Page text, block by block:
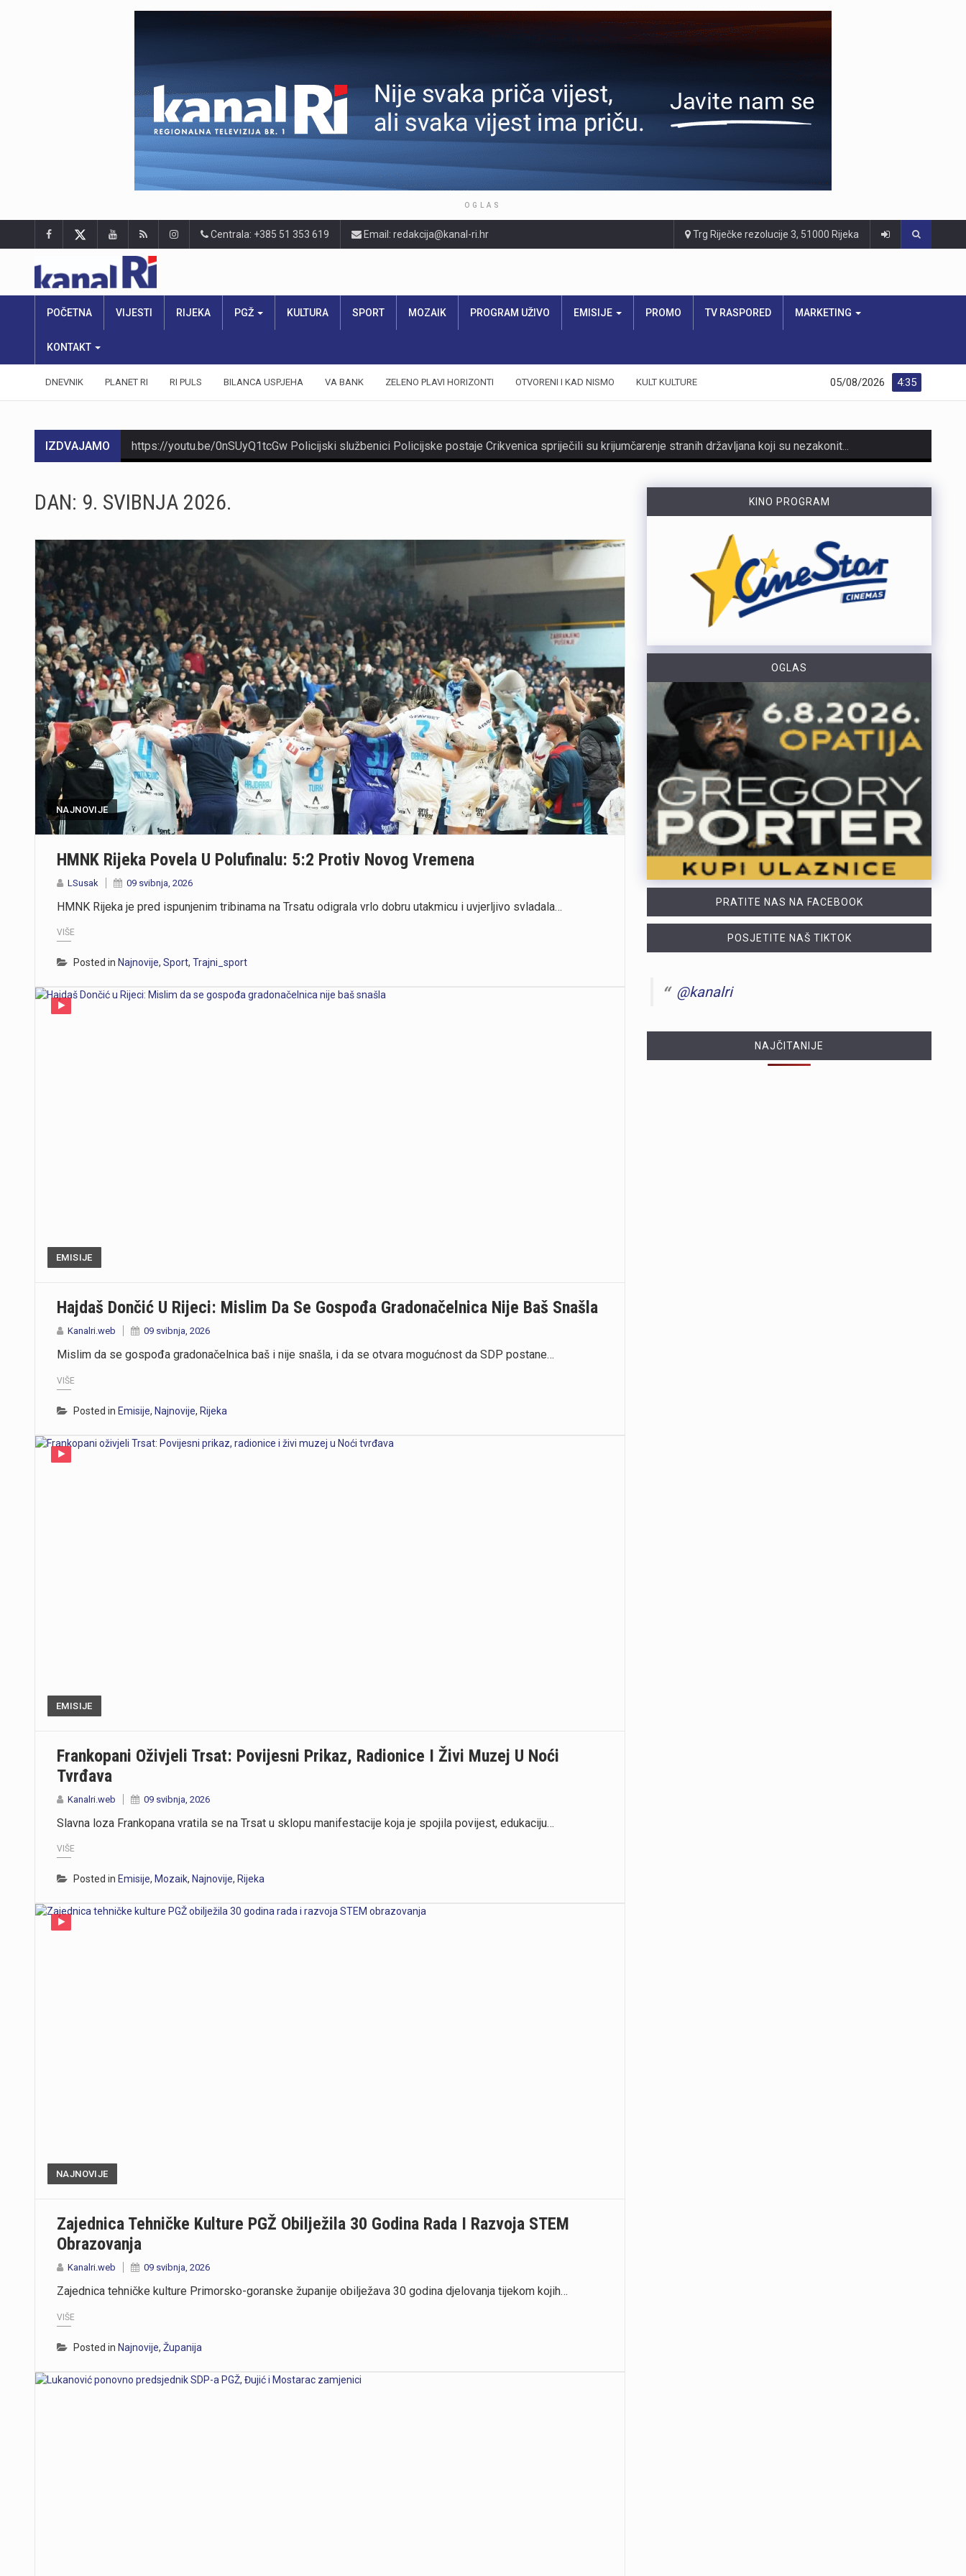
OGLAS
Centrala: +385 51 353 619 Email: redakcija@kanal-ri.hr Trg Riječke rezolucije 3, 51000 Rijeka
POČETNA VIJESTI RIJEKA PGŽ KULTURA SPORT MOZAIK PROGRAM UŽIVO EMISIJE PROMO TV RASPORED MARKETING
KONTAKT
DNEVNIK PLANET RI RI PULS BILANCA USPJEHA VA BANK ZELENO PLAVI HORIZONTI OTVORENI I KAD NISMO KULT KULTURE 4:35
05/08/2026
IZDVAJAMO
https://youtu.be/PRC3G2dOWXM
https://youtu.be/poDHjlrjWHk Na Trgu riječkih olimpijaca na Zametu obilježeni su Dan pobjede i domovinske zahvalnosti, Dan hrvatskih branitelja te 31. obljetnica Vojno-redarstvene operacije OlujaObilježavanje, u organizaciji Vijeća Mjesnog odbora Zamet, okupilo je članove obitelji poginulih branitelja, predstavnike braniteljskih udruga, vjerskih zajednica i brojne građane. Kod Spomen-obilježja poginulim hrvatskim braniteljima iz Domovinskog rata sa Zameta položeni su vijenci i zapaljene svijeće u znak trajnog sjećanja i zahvalnosti svim hrvatskim braniteljima, a posebno onima koji su svoje živote položili u obrani Republike Hrvatske.Molitvu za poginule i sve hrvatske branitelje predvodili su imam Islamskog centra u Rijeci Halid Jusić te pater Šimo Marinović, župnik Župe Presvetog Srca Isusova na Zametu. Nakon službenog dijela programa održano je prigodno druženje sudionika, uz prisjećanje na događaje iz Domovinskog rata i zajedničko obilježavanje jednog od najznačajnijih datuma suvremene hrvatske povijesti. Više u videoprilogu:
RIJEKA – Ljubitelji astronomije, svemirskih tajni i noći pod zvjezdanim nebom ovog će kolovoza doći na svoje uz raznolik ljetni program Astronomskog centra Rijeka. Ponuda uključuje projekcije u digitalnom planetariju, promatranja zvijezda s panoramske terase te posebne tematske večeri posvećene znanstvenoj fantastici i meteorskom potoku Perzeidi. Tijekom cijelog kolovoza posjetiteljima je na raspolaganju redoviti tjedni raspored od srijede do subote. Srijedom i četvrtkom od 21 sat prikazuje se animirani film „Putovanje male zvijezde” namijenjen najmlađima, kao i programi za strane posjetitelje. Petak i subota u istom su terminu rezervirani za „Live prezentacije” i projekcije filmova „Vibrato” te „SEEING!” na engleskom jeziku. Termin od 22 sata srijedom, četvrtkom i subotom predviđen je za promatranje svemira teleskopom u zvjezdarnici, za što je zbog ograničenog broja mjesta potrebna prethodna najava. Prvi dio kolovoza donosi niz posebnih programa. Sve do 8. kolovoza prije redovnog rasporeda u planetariju prikazuje se prigodni kratki show „Priprema, pozor, Perzeidi!”, koji posjetitelje uvodi u priču o najpoznatijem ljetnom meteorskom pljusku, u narodu poznatijem kao Suze svetog Lovre. U četvrtak, 6. kolovoza, održat će se Večer znanstvene fantastike za sve ljubitelje SF-a. Program započinje u 20:30 sati prikazivanjem filma „Vibrato” u planetariju, nakon čega u 21:30 sati slijedi projekcija filma…
Matija Cvek, jedan od najomiljenijih domaćih izvođača mlađe generacije, nastupit će ovog petka, 7. kolovoza, u jedinstvenom ambijentu Crekvine u Kastvu. Matija Cvek na kastavsku pozornicu stiže uz pratnju svog benda The Funkensteins. Publika može očekivati koncert ispunjen emocijama, vrhunskim izvedbama i energijom po kojoj su njegovi nastupi prepoznatljivi diljem regije. Crekvinom će odzvanjati pop, soul, r’n’b i funk zvuci, a posjetitelje očekuje večer najvećih hitova koji su obilježili posljednjih nekoliko godina domaće glazbene scene. Cvek je dobitnik brojnih glazbenih priznanja, uključujući i prestižnu nagradu Porin za album godine. Danas slovi za jedno od najvažnijih imena domaće glazbe, a njegovi koncerti privlače publiku svih generacija. Na repertoaru u Kastvu naći će se njegove brojne uspješnice, među kojima su:„Trebaš li me“, „Pristajem“, „ Nudim ti se“, „Na jastuku“, „Zalazak“ Organizatori najavljuju da je ovo jedna od najljepših koncertnih večeri tekuće ljetne sezone, stoga osigurajte svoje mjesto na vrijeme. Pretprodajna cijena ulaznice: 25,00 EUR Cijena ulaznice na dan koncerta: 27,00 EUR
DAN: 9. SVIBNJA 2026.
NAJNOVIJE
HMNK Rijeka Povela U Polufinalu: 5:2 Protiv Novog Vremena
LSusak 09 svibnja, 2026
HMNK Rijeka je pred ispunjenim tribinama na Trsatu odigrala vrlo dobru utakmicu i uvjerljivo svladala…
VIŠE
Posted in Najnovije, Sport, Trajni_sport
EMISIJE
Hajdaš Dončić U Rijeci: Mislim Da Se Gospođa Gradonačelnica Nije Baš Snašla
Kanalri.web 09 svibnja, 2026
Mislim da se gospođa gradonačelnica baš i nije snašla, i da se otvara mogućnost da SDP postane…
VIŠE
Posted in Emisije, Najnovije, Rijeka
EMISIJE
Frankopani Oživjeli Trsat: Povijesni Prikaz, Radionice I Živi Muzej U Noći
Tvrđava
Kanalri.web 09 svibnja, 2026
Slavna loza Frankopana vratila se na Trsat u sklopu manifestacije koja je spojila povijest, edukaciju…
VIŠE
Posted in Emisije, Mozaik, Najnovije, Rijeka
NAJNOVIJE
Zajednica Tehničke Kulture PGŽ Obilježila 30 Godina Rada I Razvoja STEM
Obrazovanja
Kanalri.web 09 svibnja, 2026
Zajednica tehničke kulture Primorsko-goranske županije obilježava 30 godina djelovanja tijekom kojih…
VIŠE
Posted in Najnovije, Županija
KINO PROGRAM
OGLAS
PRATITE NAS NA FACEBOOK
POSJETITE NAŠ TIKTOK
@kanalri
NAJČITANIJE